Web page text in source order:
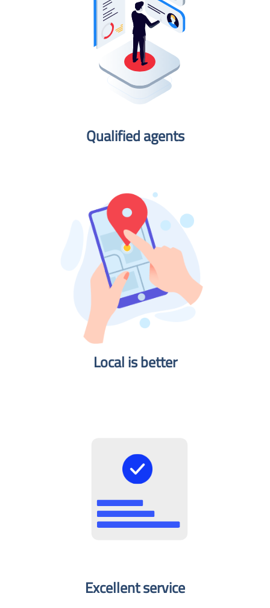
Qualified agents​
Local is better​
Excellent service